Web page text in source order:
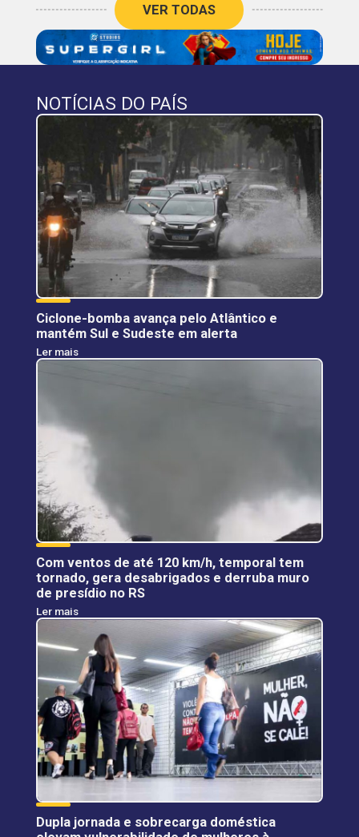
VER TODAS
NOTÍCIAS DO PAÍS
Ciclone-bomba avança pelo Atlântico e
mantém Sul e Sudeste em alerta
Ler mais
Com ventos de até 120 km/h, temporal tem
tornado, gera desabrigados e derruba muro
de presídio no RS
Ler mais
Dupla jornada e sobrecarga doméstica